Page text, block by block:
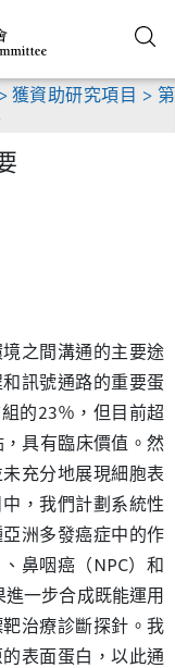
> 獲資助研究項目 > 第
之間溝通的主要途
訊號通路的重要蛋
的23％，但目前超
具有臨床價值。然
充分地展現細胞表
，我們計劃系統性
洲多發癌症中的作
鼻咽癌（NPC）和
一步合成既能運用
治療診斷探針。我
表面蛋白，以此通